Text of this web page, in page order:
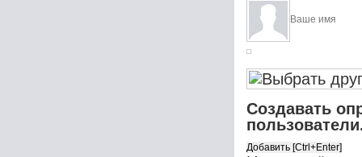
Создавать